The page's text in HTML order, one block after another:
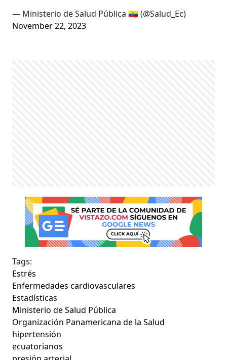
— Ministerio de Salud Pública 🇪🇨 (@Salud_Ec)
November 22, 2023
Tags:
Estrés
Enfermedades cardiovasculares
Estadísticas
Ministerio de Salud Pública
Organización Panamericana de la Salud
hipertensión
ecuatorianos